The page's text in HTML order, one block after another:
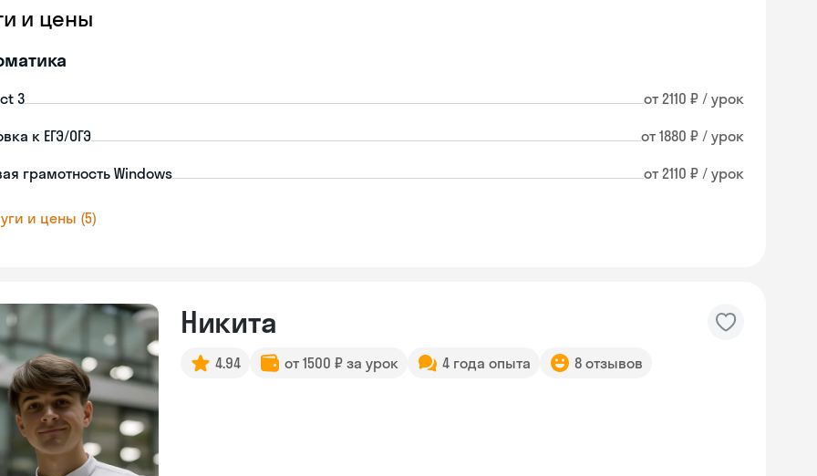
и цены
3 от 2110 ₽ / урок
к ЕГЭ/ОГЭ от 1880 ₽ / урок
грамотность Windows от 2110 ₽ / урок
и цены (5)
Никита
4.94 от 1500 ₽ за урок 4 года опыта 8 отзывов